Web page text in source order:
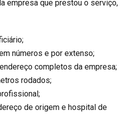
empresa que prestou o serviço,
números e por extenso;
completos da empresa;
rodados;
de origem e hospital de